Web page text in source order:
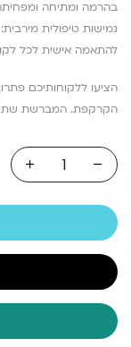
בהרמה ומתיחה
גמישות טיפולית
להתאמה אישית לכל
הציעו ללקוחותיכם
הקרקפת. המברשת